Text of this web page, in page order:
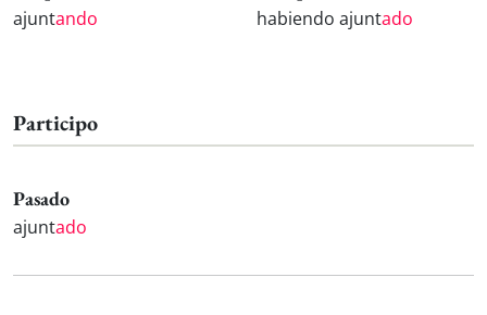
ajuntando habiendo ajuntado
Participo
Pasado
ajuntado